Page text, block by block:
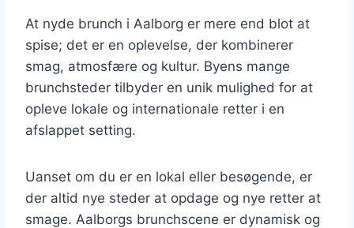
At nyde brunch i Aalborg er mere end blot at
spise; det er en oplevelse, der kombinerer
smag, atmosfære og kultur. Byens mange
brunchsteder tilbyder en unik mulighed for at
opleve lokale og internationale retter i en
afslappet setting.
Uanset om du er en lokal eller besøgende, er
der altid nye steder at opdage og nye retter at
smage. Aalborgs brunchscene er dynamisk og